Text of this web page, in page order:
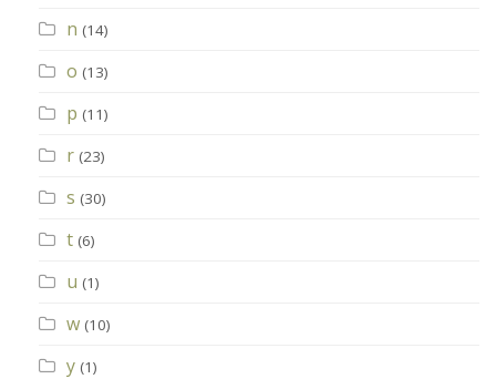
n (14)
o (13)
p (11)
r (23)
s (30)
t (6)
u (1)
w (10)
y (1)